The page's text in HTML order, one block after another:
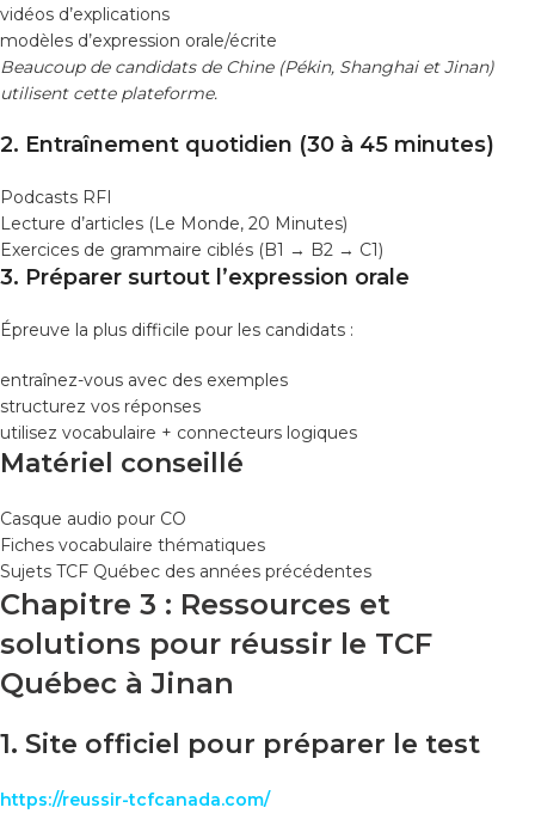
vidéos d’explications
modèles d’expression orale/écrite
Beaucoup de candidats de Chine (Pékin, Shanghai et Jinan)
utilisent cette plateforme.
2. Entraînement quotidien (30 à 45 minutes)
Podcasts RFI
Lecture d’articles (Le Monde, 20 Minutes)
Exercices de grammaire ciblés (B1 → B2 → C1)
3. Préparer surtout l’expression orale
Épreuve la plus difficile pour les candidats :
entraînez-vous avec des exemples
structurez vos réponses
utilisez vocabulaire + connecteurs logiques
Matériel conseillé
Casque audio pour CO
Fiches vocabulaire thématiques
Sujets TCF Québec des années précédentes
Chapitre 3 : Ressources et
solutions pour réussir le TCF
Québec à Jinan
1. Site officiel pour préparer le test
https://reussir-tcfcanada.com/